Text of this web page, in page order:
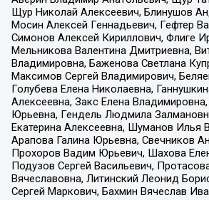
Щур Николай Алексеевич, Блинушов
Мосин Алексей Геннадьевич, Гефтер
Симонов Алексей Кириллович, Флиге
Мельникова Валентина Дмитриевна,
Владимировна, Баженова Светлана
Максимов Сергей Владимирович,
Голубева Елена Николаевна,
Алексеевна, Закс Елена Владимировна,
Юрьевна, Гендель Людмила
Екатерина Алексеевна, Шуманов Илья
Арапова Галина Юрьевна, Свечников
Прохоров Вадим Юрьевич, Шахова
Подузов Сергей Васильевич,
Вячеславовна, Литинский Леонид
Сергей Маркович, Бахмин Вячеслав